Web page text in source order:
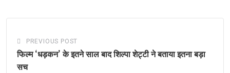
PREVIOUS POST
फिल्म ‘धड़कन’ के इतने साल बाद शिल्पा शेट्टी ने बताया इतना बड़ा
सच